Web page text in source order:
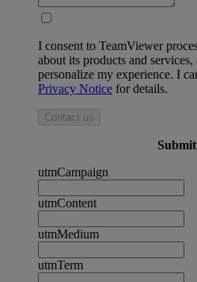
I consent to TeamViewer
about its products and
personalize my experience. I
Privacy Notice for details.
Contact us
utmCampaign
utmContent
utmMedium
utmTerm